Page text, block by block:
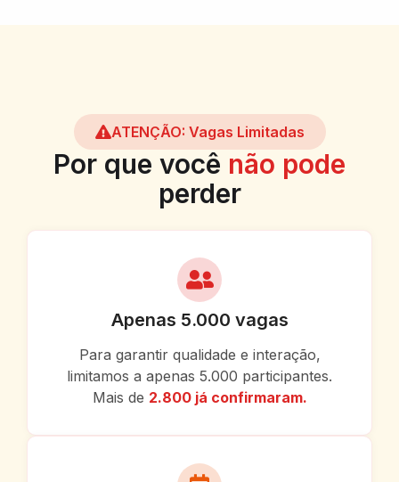
ATENÇÃO: Vagas Limitadas
Por que você não pode
perder
Apenas 5.000 vagas
Para garantir qualidade e interação,
limitamos a apenas 5.000 participantes.
Mais de 2.800 já confirmaram.